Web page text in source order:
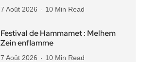
7 Août 2026 10 Min Read
Festival de Hammamet : Melhem
Zein enflamme
7 Août 2026 10 Min Read